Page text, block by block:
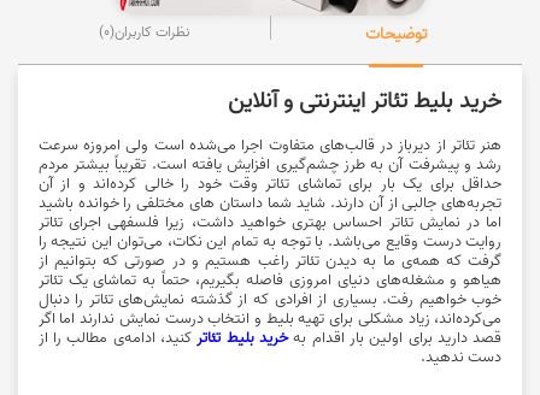
توضیحات نظرات کاربران(0)
خرید بلیط تئاتر اینترنتی و آنلاین
هنر تئاتر از دیرباز در قالب‌های متفاوت اجرا می‌شده است ولی امروزه سرعت
رشد و پیشرفت آن به طرز چشم‌گیری افزایش یافته است. تقریباً بیشتر مردم
حداقل برای یک بار برای تماشای تئاتر وقت خود را خالی کرده‌اند و از آن
تجربه‌های جالبی از آن دارند. شاید شما داستان های مختلفی را خوانده باشید
اما در نمایش تئاتر احساس بهتری خواهید داشت، زیرا فلسفه‎ی اجرای تئاتر
روایت درست وقایع می‌باشد. با توجه به تمام این نکات، می‌توان این نتیجه را
گرفت که همه‌ی ما به دیدن تئاتر راغب هستیم و در صورتی که بتوانیم از
هیاهو و مشغله‌های دنیای امروزی فاصله بگیریم، حتماً به تماشای یک تئاتر
خوب خواهیم رفت. بسیاری از افرادی که از گذشته نمایش‌های تئاتر را دنبال
می‌کرده‌اند، زیاد مشکلی برای تهیه بلیط و انتخاب درست نمایش ندارند اما اگر
قصد دارید برای اولین بار اقدام بهخرید بلیط تئاتر کنید، ادامه‌ی مطالب را از
دست ندهید.